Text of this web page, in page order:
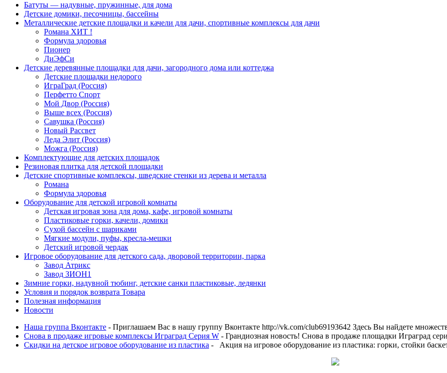
Батуты — надувные, пружинные, для дома
Детские домики, песочницы, бассейны
Металлические детские площадки и качели для дачи, спортивные комплексы для дачи
Романа ХИТ !
Формула здоровья
Пионер
ДиЭфСи
Детские деревянные площадки для дачи, загородного дома или коттеджа
Детские площадки недорого
ИграГрад (Россия)
Перфетто Спорт
Мой Двор (Россия)
Выше всех (Россия)
Савушка (Россия)
Новый Рассвет
Леда Элит (Россия)
Можга (Россия)
Комплектующие для детских площадок
Резиновая плитка для детской площадки
Детские спортивные комплексы, шведские стенки из дерева и металла
Романа
Формула здоровья
Оборудование для детской игровой комнаты
Детская игровая зона для дома, кафе, игровой комнаты
Пластиковые горки, качели, домики
Сухой бассейн с шариками
Мягкие модули, пуфы, кресла-мешки
Детский игровой чердак
Игровое оборудование для детского сада, дворовой территории, парка
Завод Атрикс
Завод ЗИОН1
Зимние горки, надувной тюбинг, детские санки пластиковые, ледянки
Условия и порядок возврата Товара
Полезная информация
Новости
Наша группа Вконтакте - Приглашаем Вас в нашу группу Вконтакте http://vk.com/club69193642 Здесь Вы найдете
Снова в продаже игровые комплексы Играград Серия W - Грандиозная новость! Снова в продаже площадки Играград
Скидки на детское игровое оборудование из пластика - Акция на игровое оборудование из пластика: горки, стойки